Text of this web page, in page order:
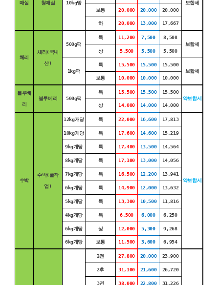
매실 청매실 10kg망
보합세
보통
20,000 20,000 20,000
하 20,000 13,000 17,667
체리
체리(국내
산)
500g팩
특 11,200 7,500
8,508
보합세
상
5,500 5,500 5,500
1kg팩
특 15,500 15,500
15,500
보합세
보통
10,000 10,000 10,000
블루베
리
블루베리 500g팩
특 15,500 15,500
15,500
약보합세
상
14,000 14,000 14,000
수박
수박(풀작
업)
12kg개당 특 22,000 16,600 17,813
약보합세
10kg개당 특 17,600 14,600 15,219
9kg개당 특 17,400 13,500 14,564
8kg개당 특 17,100 13,000 14,056
7kg개당 특 16,500 12,200 13,941
6kg개당 특 14,900 12,000 13,632
5kg개당 특 13,300 10,500 11,816
4kg개당 특 6,500 6,000 6,250
6kg개당 상 12,000 5,300 9,268
6kg개당 보통 11,500 3,600 6,954
2전 27,800 20,000 23,900
2후 31,100 21,600 26,720
3전 38,000 22,800 31,226